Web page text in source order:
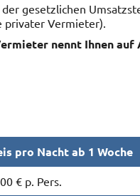
gesetzlichen
privater Vermieter).
nennt Ihnen
pro Nacht ab 1 Woche
€ p. Pers.